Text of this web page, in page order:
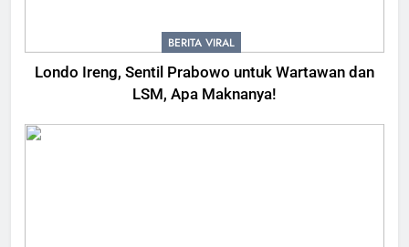
BERITA VIRAL
Londo Ireng, Sentil Prabowo untuk Wartawan dan
LSM, Apa Maknanya!